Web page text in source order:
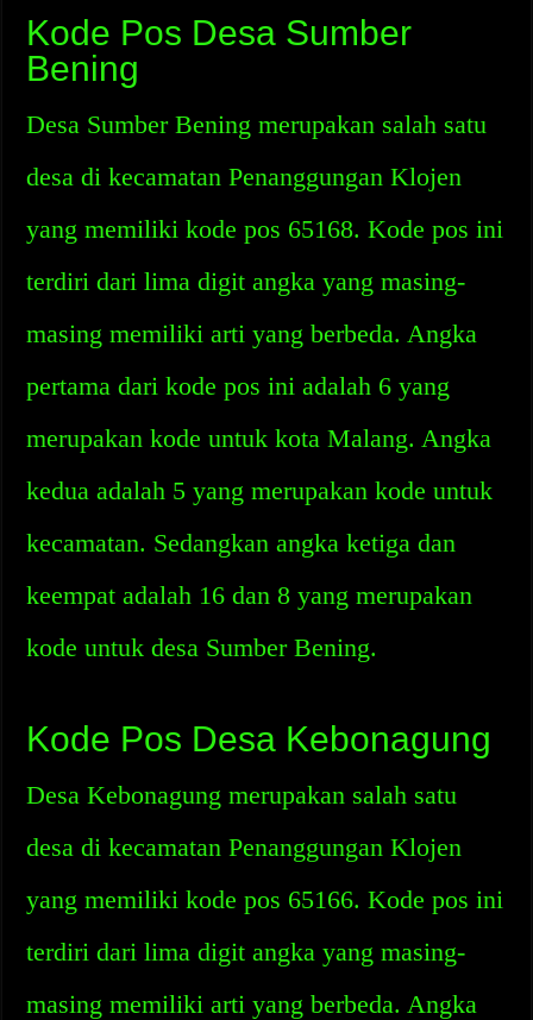
Kode Pos Desa Sumber
Bening
Desa Sumber Bening merupakan salah satu
desa di kecamatan Penanggungan Klojen
yang memiliki kode pos 65168. Kode pos ini
terdiri dari lima digit angka yang masing-
masing memiliki arti yang berbeda. Angka
pertama dari kode pos ini adalah 6 yang
merupakan kode untuk kota Malang. Angka
kedua adalah 5 yang merupakan kode untuk
kecamatan. Sedangkan angka ketiga dan
keempat adalah 16 dan 8 yang merupakan
kode untuk desa Sumber Bening.
Kode Pos Desa Kebonagung
Desa Kebonagung merupakan salah satu
desa di kecamatan Penanggungan Klojen
yang memiliki kode pos 65166. Kode pos ini
terdiri dari lima digit angka yang masing-
masing memiliki arti yang berbeda. Angka